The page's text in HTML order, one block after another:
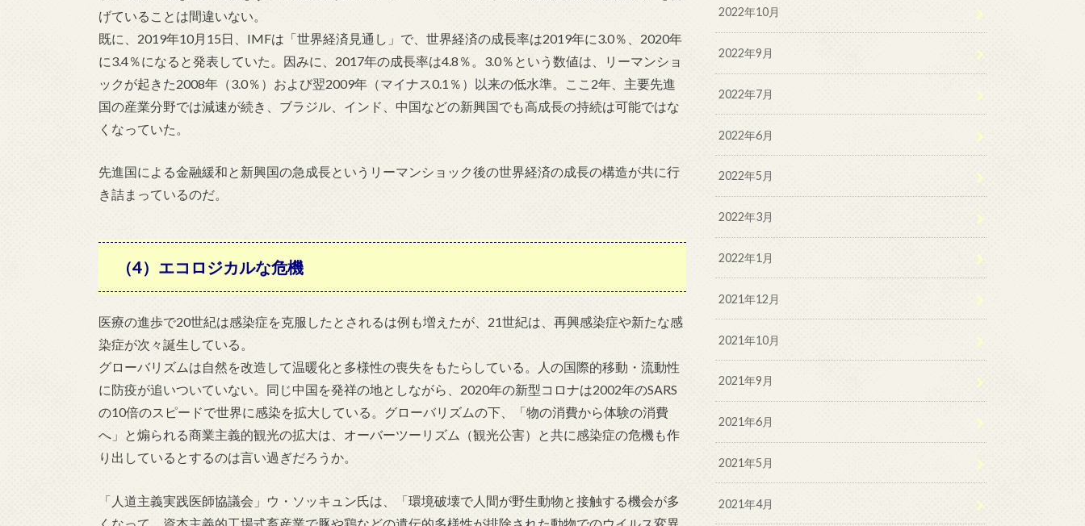
げていることは間違いない。
既に、2019年10月15日、IMFは「世界経済見通し」で、世界経済の成長率は2019年に3.0％、2020年
に3.4％になると発表していた。因みに、2017年の成長率は4.8％。3.0％という数値は、リーマンショ
ックが起きた2008年（3.0％）および翌2009年（マイナス0.1％）以来の低水準。ここ2年、主要先進
国の産業分野では減速が続き、ブラジル、インド、中国などの新興国でも高成長の持続は可能ではな
くなっていた。
先進国による金融緩和と新興国の急成長というリーマンショック後の世界経済の成長の構造が共に行
き詰まっているのだ。
（4）エコロジカルな危機
医療の進歩で20世紀は感染症を克服したとされるは例も増えたが、21世紀は、再興感染症や新たな感
染症が次々誕生している。
グローバリズムは自然を改造して温暖化と多様性の喪失をもたらしている。人の国際的移動・流動性
に防疫が追いついていない。同じ中国を発祥の地としながら、2020年の新型コロナは2002年のSARS
の10倍のスピードで世界に感染を拡大している。グローバリズムの下、「物の消費から体験の消費
へ」と煽られる商業主義的観光の拡大は、オーバーツーリズム（観光公害）と共に感染症の危機も作
り出しているとするのは言い過ぎだろうか。
「人道主義実践医師協議会」ウ・ソッキュン氏は、「環境破壊で人間が野生動物と接触する機会が多
2022年10月
2022年9月
2022年7月
2022年6月
2022年5月
2022年3月
2022年1月
2021年12月
2021年10月
2021年9月
2021年6月
2021年5月
2021年4月